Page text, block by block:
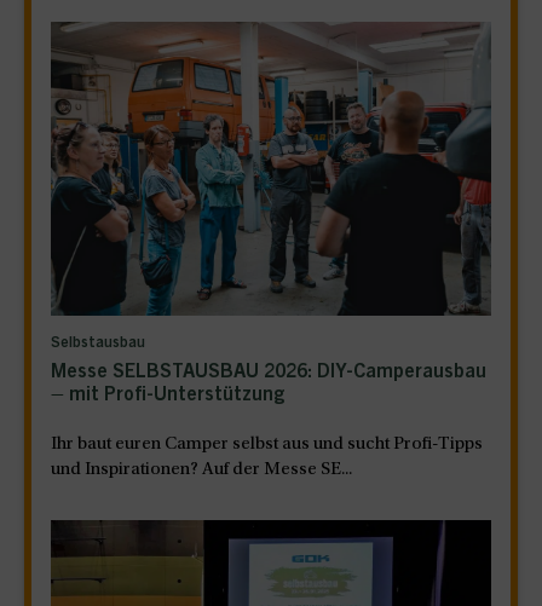
Selbstausbau
Messe SELBSTAUSBAU 2026: DIY-Camperausbau
– mit Profi-Unterstützung
Ihr baut euren Camper selbst aus und sucht Profi-Tipps
und Inspirationen? Auf der Messe SE...